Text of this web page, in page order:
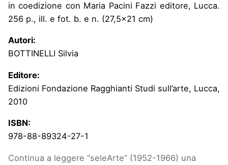
in coedizione con Maria Pacini Fazzi editore, Lucca.
256 p., ill. e fot. b. e n. (27,5×21 cm)
Autori:
BOTTINELLI Silvia
Editore:
Edizioni Fondazione Ragghianti Studi sull’arte, Lucca,
2010
ISBN:
978-88-89324-27-1
Continua a leggere “seleArte” (1952-1966) una